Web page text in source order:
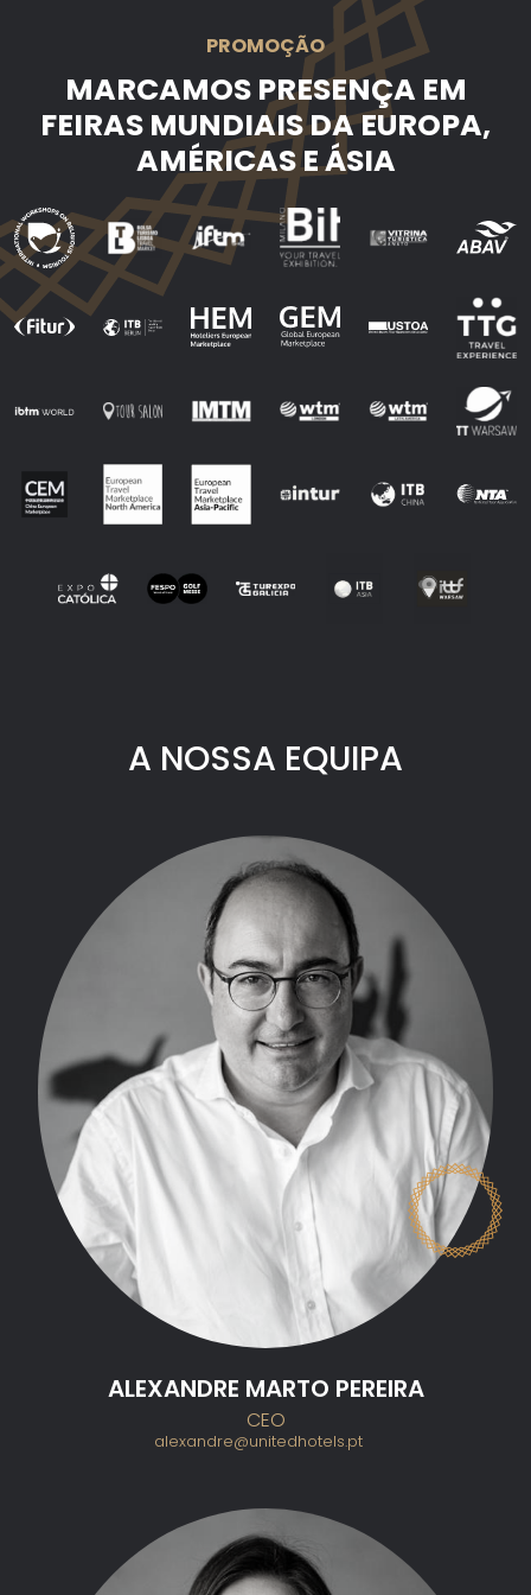
PROMOÇÃO
MARCAMOS PRESENÇA EM
FEIRAS MUNDIAIS DA EUROPA,
AMÉRICAS E ÁSIA
A NOSSA EQUIPA
ALEXANDRE MARTO PEREIRA
CEO
alexandre@unitedhotels.pt